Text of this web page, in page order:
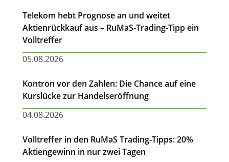
Telekom hebt Prognose an und weitet
Aktienrückkauf aus – RuMaS-Trading-Tipp ein
Volltreffer
05.08.2026
Kontron vor den Zahlen: Die Chance auf eine
Kurslücke zur Handelseröffnung
04.08.2026
Volltreffer in den RuMaS Trading-Tipps: 20%
Aktiengewinn in nur zwei Tagen